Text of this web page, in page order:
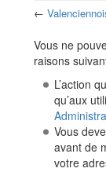
←
Vous ne
raisons
L’action
qu’aux
Vous
avant de
votre